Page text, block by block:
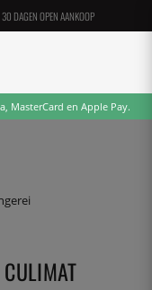
30 DAGEN OPEN AANKOOP
MasterCard en Apple Pay.